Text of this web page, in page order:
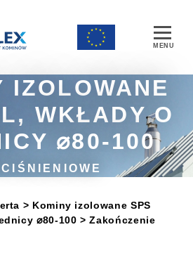
IZOLOWANE
WKŁADY O
⌀80-100
> Kominy izolowane SPS
⌀80-100 > Zakończenie